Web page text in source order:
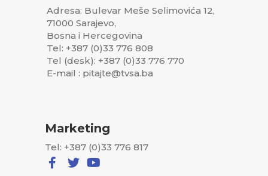
Adresa: Bulevar Meše Selimovića 12,
71000 Sarajevo,
Bosna i Hercegovina
Tel: +387 (0)33 776 808
Tel (desk): +387 (0)33 776 770
E-mail : pitajte@tvsa.ba
Marketing
Tel: +387 (0)33 776 817